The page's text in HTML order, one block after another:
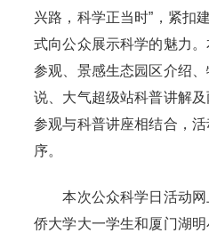
兴路，科学正当时”，紧扣
式向公众展示科学的魅力。
参观 、景感生态园区介绍
说、大气超级站科普讲解及
参观与科普讲座相结合，
序。
本次公众科学日活动
侨大学大一学生和厦门湖